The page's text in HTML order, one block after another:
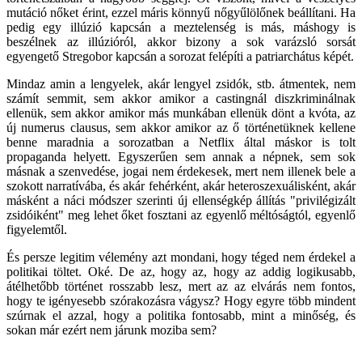
mutáció nőket érint, ezzel máris könnyű nőgyűlölőnek beállítani. Ha
pedig egy illúzió kapcsán a meztelenség is más, máshogy is
beszélnek az illúzióról, akkor bizony a sok varázsló sorsát
egyengető Stregobor kapcsán a sorozat felépíti a patriarchátus képét.
Mindaz amin a lengyelek, akár lengyel zsidók, stb. átmentek, nem
számít semmit, sem akkor amikor a castingnál diszkriminálnak
ellenük, sem akkor amikor más munkában ellenük dönt a kvóta, az
új numerus clausus, sem akkor amikor az ő történetüknek kellene
benne maradnia a sorozatban a Netflix által máskor is tolt
propaganda helyett. Egyszerűen sem annak a népnek, sem sok
másnak a szenvedése, jogai nem érdekesek, mert nem illenek bele a
szokott narratívába, és akár fehérként, akár heteroszexuálisként, akár
másként a náci módszer szerinti új ellenségkép állítás "privilégizált
zsidóiként" meg lehet őket fosztani az egyenlő méltóságtól, egyenlő
figyelemtől.
És persze legitim vélemény azt mondani, hogy téged nem érdekel a
politikai töltet. Oké. De az, hogy az, hogy az addig logikusabb,
átélhetőbb történet rosszabb lesz, mert az az elvárás nem fontos,
hogy te igényesebb szórakozásra vágysz? Hogy egyre több mindent
szúrnak el azzal, hogy a politika fontosabb, mint a minőség, és
sokan már ezért nem járunk moziba sem?